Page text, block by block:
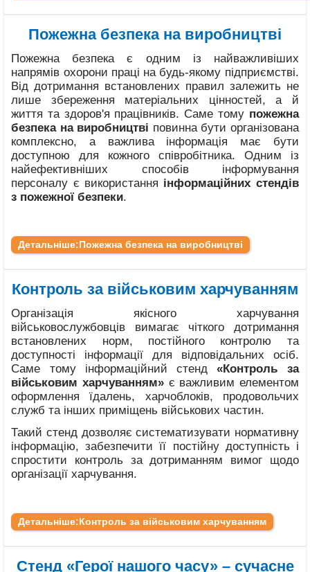
Пожежна безпека на виробництві
Пожежна безпека є одним із найважливіших
напрямів охорони праці на будь-якому підприємстві.
Від дотримання встановлених правил залежить не
лише збереження матеріальних цінностей, а й
життя та здоров'я працівників. Саме тому пожежна
безпека на виробництві повинна бути організована
комплексно, а важлива інформація має бути
доступною для кожного співробітника. Одним із
найефективніших способів інформування
персоналу є використання інформаційних стендів
з пожежної безпеки.
Детальніше:Пожежна безпека на виробництві
Контроль за військовим харчуванням
Організація якісного харчування
військовослужбовців вимагає чіткого дотримання
встановлених норм, постійного контролю та
доступності інформації для відповідальних осіб.
Саме тому інформаційний стенд«Контроль за
військовим харчуванням»є важливим елементом
оформлення їдалень, харчоблоків, продовольчих
служб та інших приміщень військових частин.
Такий стенд дозволяє систематизувати нормативну
інформацію, забезпечити її постійну доступність і
спростити контроль за дотриманням вимог щодо
організації харчування.
Детальніше:Контроль за військовим харчуванням
Стенд «Герої нашого часу» – сучасне